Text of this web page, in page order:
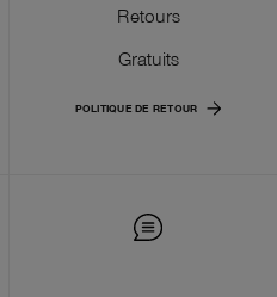
Retours
Gratuits
POLITIQUE DE RETOUR